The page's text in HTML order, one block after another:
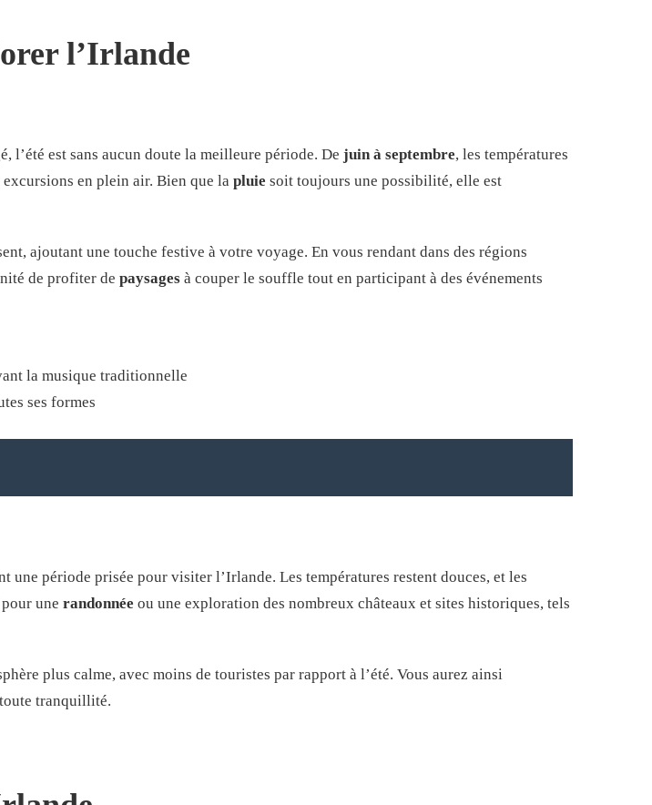
l’Irlande
l’été est sans aucun doute la meilleure période. De juin à septembre, les températures
en plein air. Bien que la pluie soit toujours une possibilité, elle est
ajoutant une touche festive à votre voyage. En vous rendant dans des régions
de profiter de paysages à couper le souffle tout en participant à des événements
la musique traditionnelle
ses formes
une période prisée pour visiter l’Irlande. Les températures restent douces, et les
une randonnée ou une exploration des nombreux châteaux et sites historiques, tels
plus calme, avec moins de touristes par rapport à l’été. Vous aurez ainsi
tranquillité.